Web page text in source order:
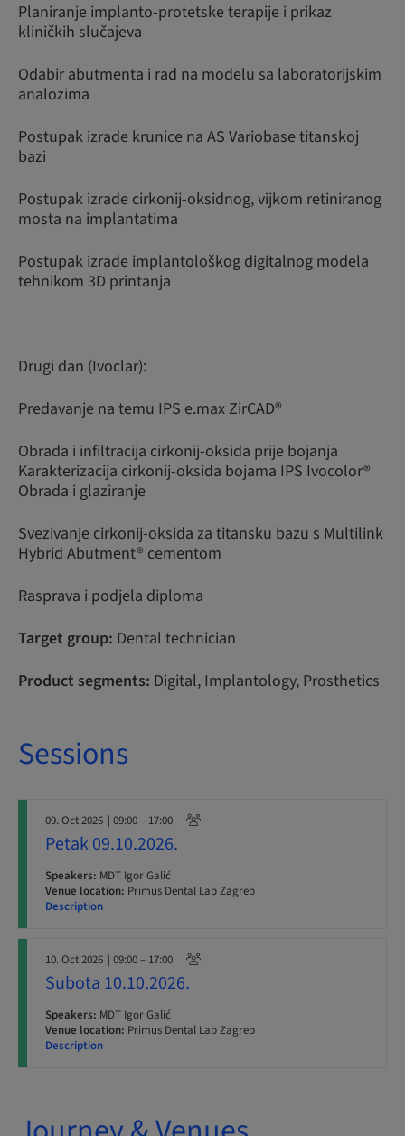
Planiranje implanto-protetske terapije i prikaz
kliničkih slučajeva
Odabir abutmenta i rad na modelu sa laboratorijskim
analozima
Postupak izrade krunice na AS Variobase titanskoj
bazi
Postupak izrade cirkonij-oksidnog, vijkom retiniranog
mosta na implantatima
Postupak izrade implantološkog digitalnog modela
tehnikom 3D printanja
Drugi dan (Ivoclar):
Predavanje na temu IPS e.max ZirCAD®
Obrada i infiltracija cirkonij-oksida prije bojanja
Karakterizacija cirkonij-oksida bojama IPS Ivocolor®
Obrada i glaziranje
Svezivanje cirkonij-oksida za titansku bazu s Multilink
Hybrid Abutment® cementom
Rasprava i podjela diploma
Target group: Dental technician
Product segments: Digital, Implantology, Prosthetics
Sessions
09. Oct 2026 | 09:00 – 17:00
Petak 09.10.2026.
Speakers: MDT Igor Galić
Venue location: Primus Dental Lab Zagreb
Description
10. Oct 2026 | 09:00 – 17:00
Subota 10.10.2026.
Speakers: MDT Igor Galić
Venue location: Primus Dental Lab Zagreb
Description